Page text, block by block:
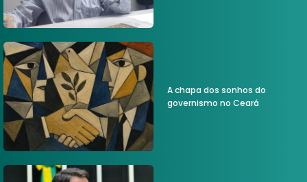
A chapa dos sonhos do
governismo no Ceará